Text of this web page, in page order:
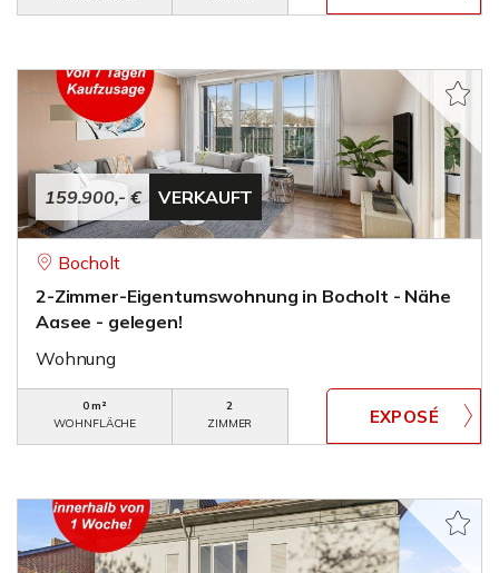
159.900,- € VERKAUFT
Bocholt
2-Zimmer-Eigentumswohnung in Bocholt - Nähe
Aasee - gelegen!
Wohnung
0 m²
WOHNFLÄCHE
2
ZIMMER